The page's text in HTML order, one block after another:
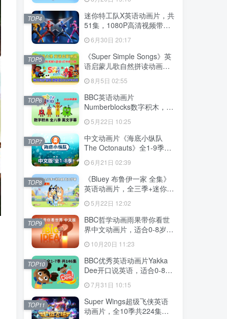
云网盘下载
迷你特工队X英语动画片，共
51集，1080P高清视频带中
6月30日 20:17
TOP4
《Super Simple Songs》英
语启蒙儿歌自然拼读动画视
1080P高清视频带英文字
幕，百度云网盘下载！
8月5日 02:55
TOP5
BBC英语动画片
Numberblocks数字积木，适
别专辑共198集，1080P高清
视频带英文字幕，送配套音
频MP3，百度云网盘下载！
5月22日 10:25
TOP6
中文动画片《海底小纵队
The Octonauts》全1-9季共
247集+特别版9集，1080P
高清视频带中文字幕，百度
云网盘下载
6月21日 02:39
TOP7
《Bluey 布鲁伊一家 全集》
英语动画片，全三季+迷你剧
共204集，1080P高清视频带
英文字幕，带配套音频
MP3，百度云网盘下载！
5月22日 12:02
TOP8
BBC哲学动画雨果带你看世
界中文动画片，适合0-8岁，
全52集，1080P高清视频，
百度云网盘下载
10月20日 11:23
TOP9
BBC优秀英语动画片Yakka
Dee开口说英语，适合0-8
岁，全1-7季总共146集，
1080P高清视频带英文字
幕，送配套音频MP3，百度
云网盘下载！
7月31日 10:15
TOP10
Super Wings超级飞侠英语
动画片，全10季共224集，
TOP11